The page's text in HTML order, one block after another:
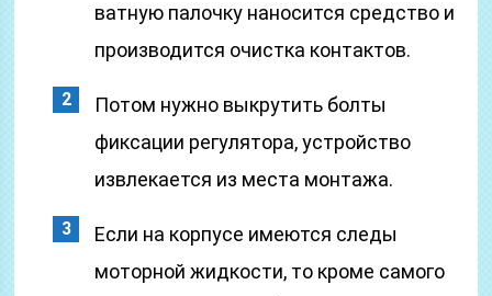
ватную палочку наносится средство и
производится очистка контактов.
Потом нужно выкрутить болты
фиксации регулятора, устройство
извлекается из места монтажа.
Если на корпусе имеются следы
моторной жидкости, то кроме самого